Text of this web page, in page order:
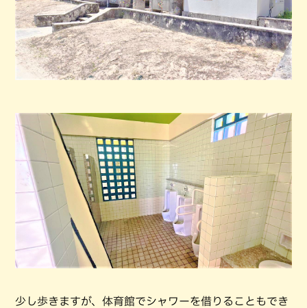
少し歩きますが、体育館でシャワーを借りることもでき